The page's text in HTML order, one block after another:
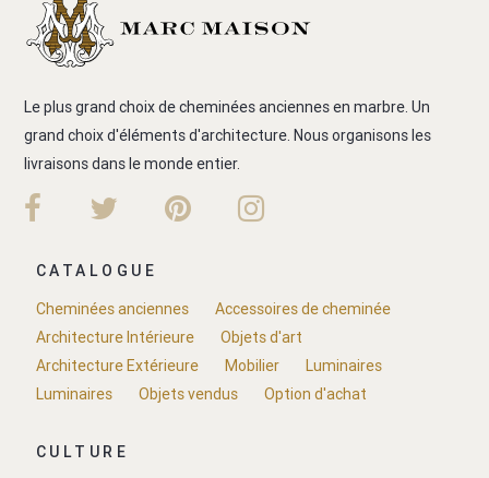
Le plus grand choix de cheminées anciennes en marbre. Un
grand choix d'éléments d'architecture. Nous organisons les
livraisons dans le monde entier.
CATALOGUE
Cheminées anciennes
Accessoires de cheminée
Architecture Intérieure
Objets d'art
Architecture Extérieure
Mobilier
Luminaires
Luminaires
Objets vendus Option d'achat
CULTURE